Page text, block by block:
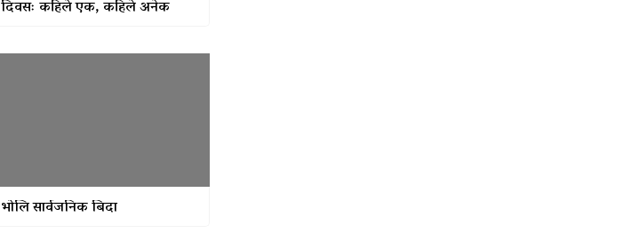
दिवसः कहिले एक, कहिले अनेक
भोलि सार्वजनिक बिदा